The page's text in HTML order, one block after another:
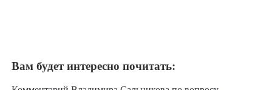
Вам будет интересно почитать: